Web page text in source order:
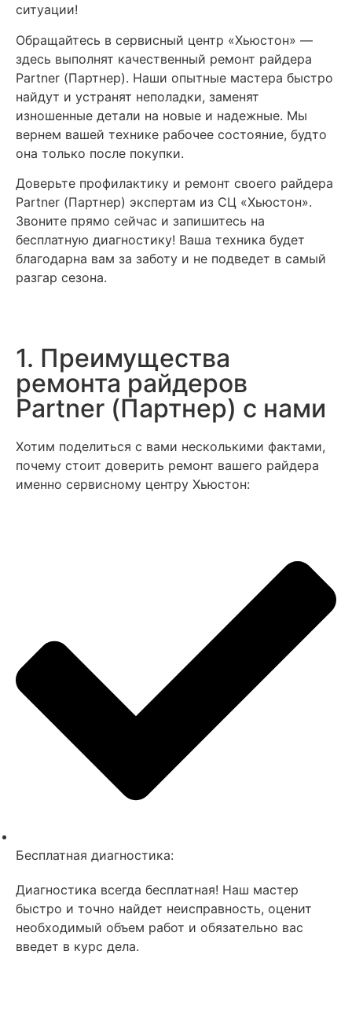
ситуации!
Обращайтесь в сервисный центр «Хьюстон» —
здесь выполнят качественный ремонт райдера
Partner (Партнер). Наши опытные мастера быстро
найдут и устранят неполадки, заменят
изношенные детали на новые и надежные. Мы
вернем вашей технике рабочее состояние, будто
она только после покупки.
Доверьте профилактику и ремонт своего райдера
Partner (Партнер) экспертам из СЦ «Хьюстон».
Звоните прямо сейчас и запишитесь на
бесплатную диагностику! Ваша техника будет
благодарна вам за заботу и не подведет в самый
разгар сезона.
1. Преимущества
ремонта райдеров
Partner (Партнер) с нами
Хотим поделиться с вами несколькими фактами,
почему стоит доверить ремонт вашего райдера
именно сервисному центру Хьюстон:
Бесплатная диагностика:
Диагностика всегда бесплатная! Наш мастер
быстро и точно найдет неисправность, оценит
необходимый объем работ и обязательно вас
введет в курс дела.